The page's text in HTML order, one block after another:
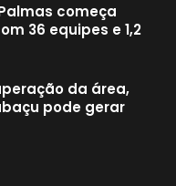
começa
36 equipes e 1,2
da área,
pode gerar